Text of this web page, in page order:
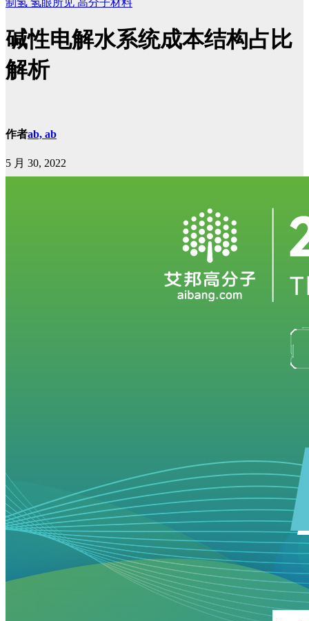
制氢 氢眼所见 高分子材料
碱性电解水系统成本结构占比
解析
作者ab, ab
5 月 30, 2022